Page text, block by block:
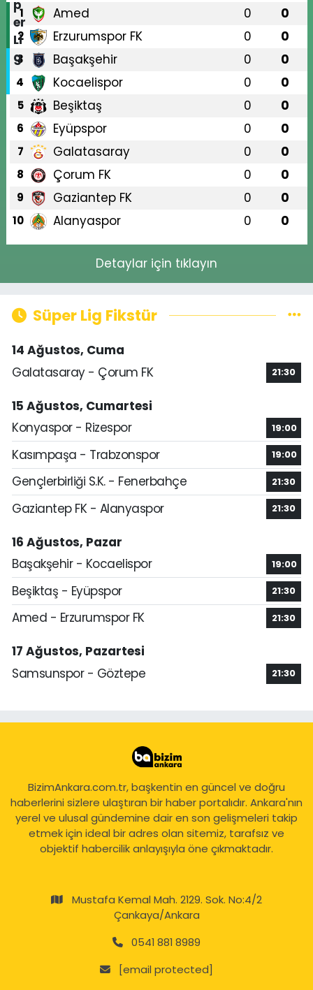
1 Amed 0 0
2 Erzurumspor FK 0 0
3 Başakşehir 0 0
4 Kocaelispor 0 0
5 Beşiktaş 0 0
6 Eyüpspor 0 0
7 Galatasaray 0 0
8 Çorum FK 0 0
9 Gaziantep FK 0 0
10 Alanyaspor 0 0
Detaylar için tıklayın
Süper Lig Fikstür
14 Ağustos, Cuma
Galatasaray - Çorum FK
21:30
15 Ağustos, Cumartesi
Konyaspor - Rizespor
19:00
Kasımpaşa - Trabzonspor 19:00
Gençlerbirliği S.K. - Fenerbahçe 21:30
Gaziantep FK - Alanyaspor 21:30
16 Ağustos, Pazar
Başakşehir - Kocaelispor
19:00
Beşiktaş - Eyüpspor 21:30
Amed - Erzurumspor FK 21:30
17 Ağustos, Pazartesi
Samsunspor - Göztepe
21:30
BizimAnkara.com.tr, başkentin en güncel ve doğru
haberlerini sizlere ulaştıran bir haber portalıdır. Ankara'nın
yerel ve ulusal gündemine dair en son gelişmeleri takip
etmek için ideal bir adres olan sitemiz, tarafsız ve
objektif habercilik anlayışıyla öne çıkmaktadır.
Mustafa Kemal Mah. 2129. Sok. No:4/2
Çankaya/Ankara
0541 881 8989
[email protected]